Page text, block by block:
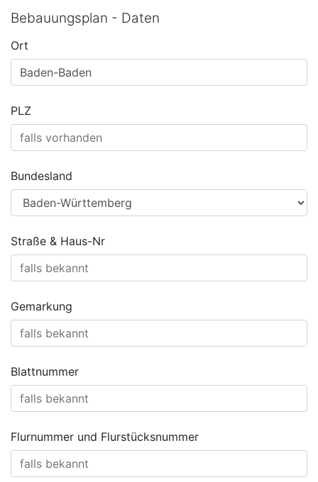
Bebauungsplan - Daten
Ort
PLZ
Bundesland
Straße & Haus-Nr
Gemarkung
Blattnummer
Flurnummer und Flurstücksnummer